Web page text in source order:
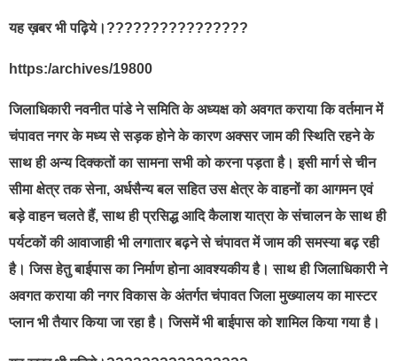
यह ख़बर भी पढ़िये।????????????????
https:/archives/19800
जिलाधिकारी नवनीत पांडे ने समिति के अध्यक्ष को अवगत कराया कि वर्तमान में
चंपावत नगर के मध्य से सड़क होने के कारण अक्सर जाम की स्थिति रहने के
साथ ही अन्य दिक्कतों का सामना सभी को करना पड़ता है। इसी मार्ग से चीन
सीमा क्षेत्र तक सेना, अर्धसैन्य बल सहित उस क्षेत्र के वाहनों का आगमन एवं
बड़े वाहन चलते हैं, साथ ही प्रसिद्ध आदि कैलाश यात्रा के संचालन के साथ ही
पर्यटकों की आवाजाही भी लगातार बढ़ने से चंपावत में जाम की समस्या बढ़ रही
है। जिस हेतु बाईपास का निर्माण होना आवश्यकीय है। साथ ही जिलाधिकारी ने
अवगत कराया की नगर विकास के अंतर्गत चंपावत जिला मुख्यालय का मास्टर
प्लान भी तैयार किया जा रहा है। जिसमें भी बाईपास को शामिल किया गया है।